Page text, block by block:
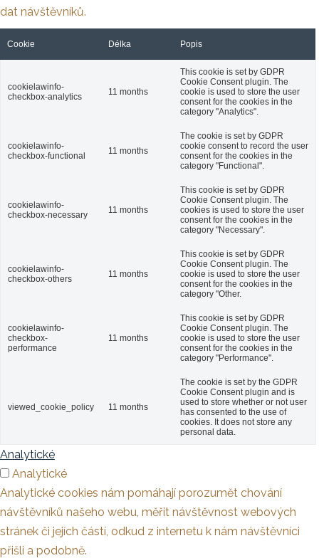
dat návštěvníků.
Cookie Délka Popis
cookielawinfo-
checkbox-analytics
11 months
This cookie is set by GDPR
Cookie Consent plugin. The
cookie is used to store the user
consent for the cookies in the
category "Analytics".
cookielawinfo-
checkbox-functional
11 months
The cookie is set by GDPR
cookie consent to record the user
consent for the cookies in the
category "Functional".
cookielawinfo-
checkbox-necessary
11 months
This cookie is set by GDPR
Cookie Consent plugin. The
cookies is used to store the user
consent for the cookies in the
category "Necessary".
cookielawinfo-
checkbox-others
11 months
This cookie is set by GDPR
Cookie Consent plugin. The
cookie is used to store the user
consent for the cookies in the
category "Other.
cookielawinfo-
checkbox-
performance
11 months
This cookie is set by GDPR
Cookie Consent plugin. The
cookie is used to store the user
consent for the cookies in the
category "Performance".
viewed_cookie_policy 11 months
The cookie is set by the GDPR
Cookie Consent plugin and is
used to store whether or not user
has consented to the use of
cookies. It does not store any
personal data.
Analytické
Analytické
Analytické cookies nám pomáhají porozumět chování
návštěvníků našeho webu, měřit návštěvnost webových
stránek či jejích částí, odkud z internetu k nám návštěvníci
přišli a podobně.